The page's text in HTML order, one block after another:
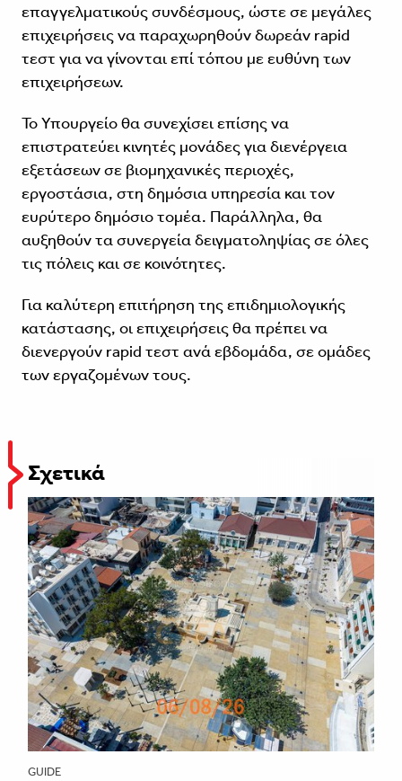
επαγγελματικούς συνδέσμους, ώστε σε μεγάλες
επιχειρήσεις να παραχωρηθούν δωρεάν rapid
τεστ για να γίνονται επί τόπου με ευθύνη των
επιχειρήσεων.
Το Υπουργείο θα συνεχίσει επίσης να
επιστρατεύει κινητές μονάδες για διενέργεια
εξετάσεων σε βιομηχανικές περιοχές,
εργοστάσια, στη δημόσια υπηρεσία και τον
ευρύτερο δημόσιο τομέα. Παράλληλα, θα
αυξηθούν τα συνεργεία δειγματοληψίας σε όλες
τις πόλεις και σε κοινότητες.
Για καλύτερη επιτήρηση της επιδημιολογικής
κατάστασης, οι επιχειρήσεις θα πρέπει να
διενεργούν rapid τεστ ανά εβδομάδα, σε ομάδες
των εργαζομένων τους.
Σχετικά
GUIDE